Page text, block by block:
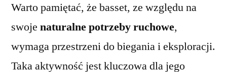
Warto pamiętać, że basset, ze względu na
swoje naturalne potrzeby ruchowe,
wymaga przestrzeni do biegania i eksploracji.
Taka aktywność jest kluczowa dla jego